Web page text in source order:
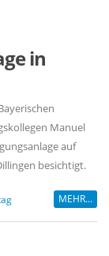
in
Manuel
auf
besichtigt.
MEHR...